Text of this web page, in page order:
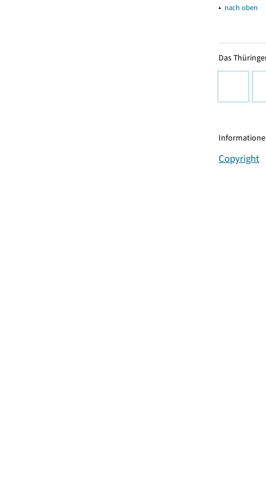
▴ nach oben
Das
Copyright